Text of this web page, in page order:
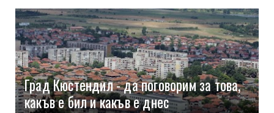
Град Кюстендил - да поговорим за това,
какъв е бил и какъв е днес